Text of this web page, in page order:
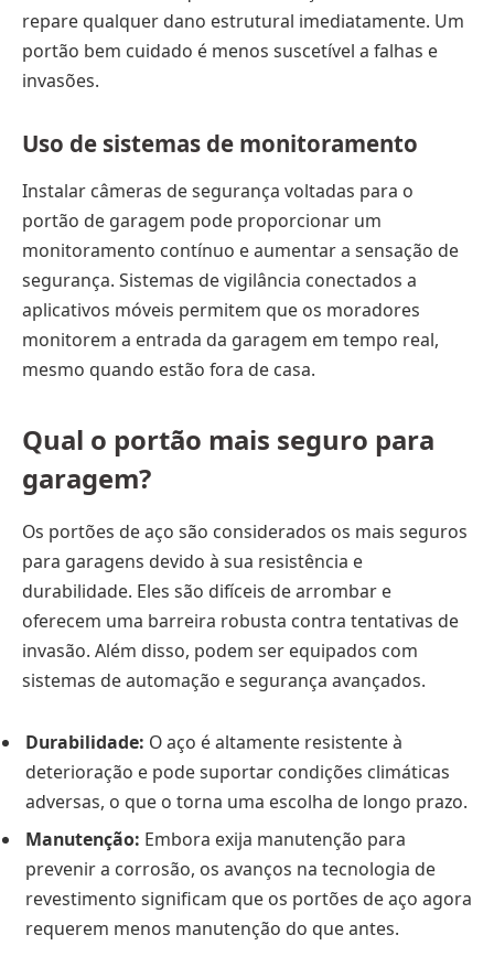
repare qualquer dano estrutural imediatamente. Um
portão bem cuidado é menos suscetível a falhas e
invasões.
Uso de sistemas de monitoramento
Instalar câmeras de segurança voltadas para o
portão de garagem pode proporcionar um
monitoramento contínuo e aumentar a sensação de
segurança. Sistemas de vigilância conectados a
aplicativos móveis permitem que os moradores
monitorem a entrada da garagem em tempo real,
mesmo quando estão fora de casa.
Qual o portão mais seguro para
garagem?
Os portões de aço são considerados os mais seguros
para garagens devido à sua resistência e
durabilidade. Eles são difíceis de arrombar e
oferecem uma barreira robusta contra tentativas de
invasão. Além disso, podem ser equipados com
sistemas de automação e segurança avançados.
Durabilidade: O aço é altamente resistente à
deterioração e pode suportar condições climáticas
adversas, o que o torna uma escolha de longo prazo.
Manutenção: Embora exija manutenção para
prevenir a corrosão, os avanços na tecnologia de
revestimento significam que os portões de aço agora
requerem menos manutenção do que antes.